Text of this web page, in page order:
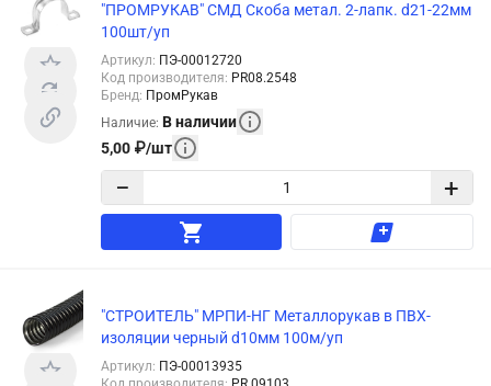
"ПРОМРУКАВ" СМД Скоба метал. 2-лапк. d21-22мм
100шт/уп
Артикул: ПЭ-00012720
Код производителя: PR08.2548
Бренд: ПромРукав
Наличие: В наличии
5,00 ₽/шт
− +
"СТРОИТЕЛЬ" МРПИ-НГ Металлорукав в ПВХ-
изоляции черный d10мм 100м/уп
Артикул: ПЭ-00013935